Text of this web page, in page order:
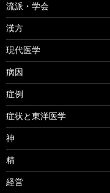
流派・学会
漢方
現代医学
病因
症例
症状と東洋医学
神
精
経営